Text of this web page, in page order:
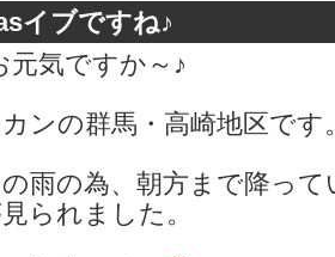
イブですね♪
気ですか～♪
ンの群馬・高崎地区です
雨の為、朝方まで降っ
られました。